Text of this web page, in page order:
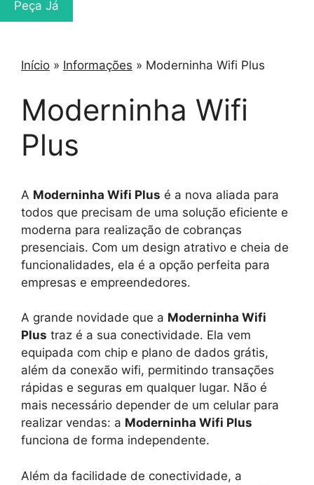
Peça Já
Início » Informações » Moderninha Wifi Plus
Moderninha Wifi
Plus
A Moderninha Wifi Plus é a nova aliada para
todos que precisam de uma solução eficiente e
moderna para realização de cobranças
presenciais. Com um design atrativo e cheia de
funcionalidades, ela é a opção perfeita para
empresas e empreendedores.
A grande novidade que a Moderninha Wifi
Plus traz é a sua conectividade. Ela vem
equipada com chip e plano de dados grátis,
além da conexão wifi, permitindo transações
rápidas e seguras em qualquer lugar. Não é
mais necessário depender de um celular para
realizar vendas: a Moderninha Wifi Plus
funciona de forma independente.
Além da facilidade de conectividade, a